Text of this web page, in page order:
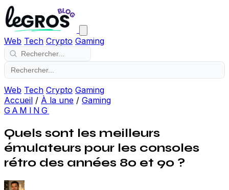
Web Tech Crypto Gaming
Web Tech Crypto Gaming
Accueil / À la une / Gaming
GAMING
Quels sont les meilleurs
émulateurs pour les consoles
rétro des années 80 et 90 ?